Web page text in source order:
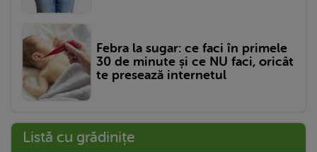
Febra la sugar: ce faci în primele
30 de minute și ce NU faci, oricât
te presează internetul
Listă cu grădinițe